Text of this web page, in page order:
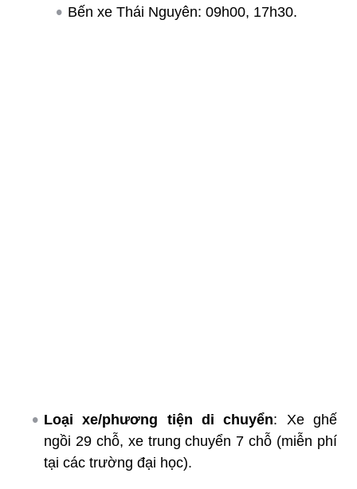
Bến xe Thái Nguyên: 09h00, 17h30.
Loại xe/phương tiện di chuyển: Xe ghế
ngồi 29 chỗ, xe trung chuyển 7 chỗ (miễn phí
tại các trường đại học).